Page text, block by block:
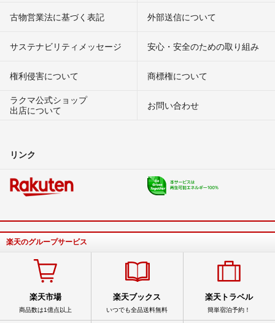
古物営業法に基づく表記 外部送信について
サステナビリティメッセージ 安心・安全のための取り組み
権利侵害について
商標権について
ラクマ公式ショップ
出店について
お問い合わせ
リンク
楽天のグループサービス
楽天市場
商品数は1億点以上
楽天ブックス
いつでも全品送料無料
楽天トラベル
簡単宿泊予約！